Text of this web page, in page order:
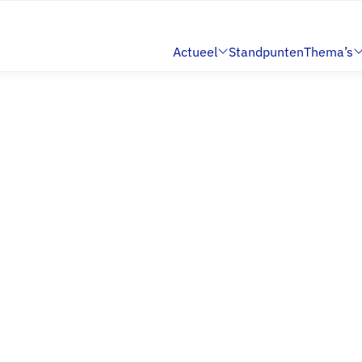
Submenu:
Actueel Standpunten
Submenu:
Thema’s